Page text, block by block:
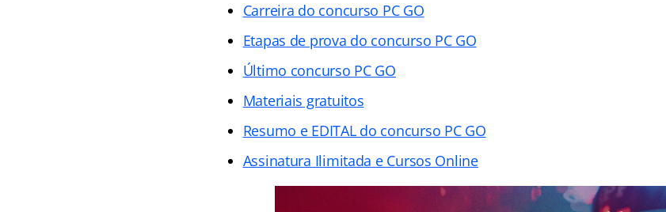
Carreira do concurso PC GO
Etapas de prova do concurso PC GO
Último concurso PC GO
Materiais gratuitos
Resumo e EDITAL do concurso PC GO
Assinatura Ilimitada e Cursos Online